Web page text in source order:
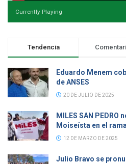
Currently Playing
Tendencia
Eduardo Menem
de ANSES
20 DE JULIO DE 2025
MILES SAN
Moiseísta en el
12 DE MARZO DE 2025
Julio Bravo se